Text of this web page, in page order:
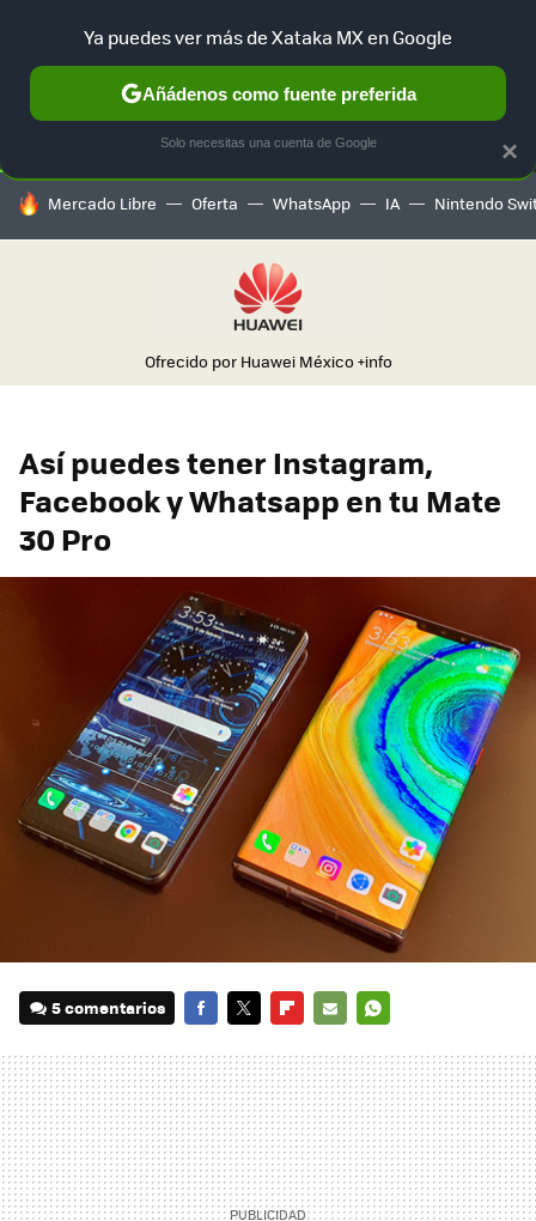
SELECCIÓN GAMING HOME AUTO TERRITORIO
HOY SE HABLA DE
Mercado Libre Oferta WhatsApp IA Nintendo
Ofrecido por Huawei México+info
Así puedes tener Instagram,
Facebook y Whatsapp en tu Mate
30 Pro
5 comentarios
MAIL
×
Ya puedes ver más de Xataka MX en Google
Añádenos como fuente preferida
Solo necesitas una cuenta de Google